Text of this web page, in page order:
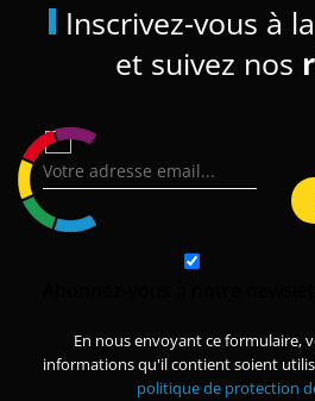
Inscrivez-vous à la
et suivez nos
En nous envoyant ce formulaire,
informations qu'il contient soient
politique de protection